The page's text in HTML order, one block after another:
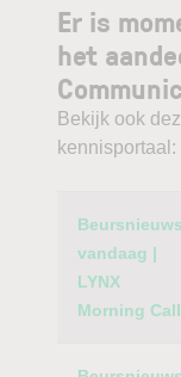
Er is
het
Bekijk ook
kennisportaal:
Category
Beursnieuws
vandaag |
LYNX
Morning Call